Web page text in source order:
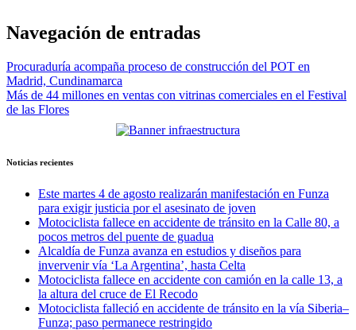
Navegación de entradas
Procuraduría acompaña proceso de construcción del POT en
Madrid, Cundinamarca
Más de 44 millones en ventas con vitrinas comerciales en el Festival
de las Flores
Noticias recientes
Este martes 4 de agosto realizarán manifestación en Funza
para exigir justicia por el asesinato de joven
Motociclista fallece en accidente de tránsito en la Calle 80, a
pocos metros del puente de guadua
Alcaldía de Funza avanza en estudios y diseños para
invervenir vía ‘La Argentina’, hasta Celta
Motociclista fallece en accidente con camión en la calle 13, a
la altura del cruce de El Recodo
Motociclista falleció en accidente de tránsito en la vía Siberia–
Funza; paso permanece restringido